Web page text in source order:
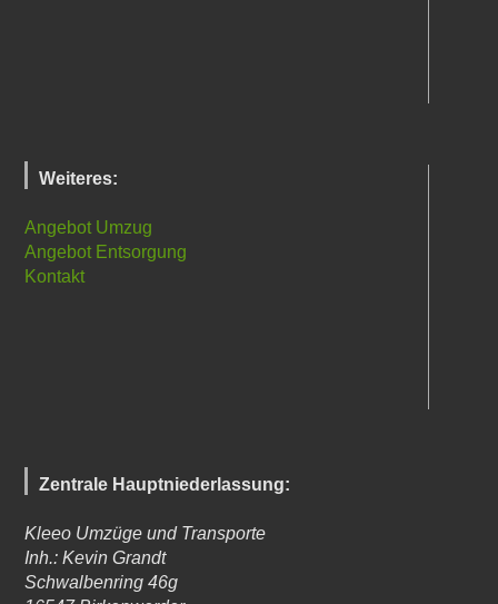
Weiteres:
Angebot Umzug
Angebot Entsorgung
Kontakt
Zentrale Hauptniederlassung:
Kleeo Umzüge und Transporte
Inh.: Kevin Grandt
Schwalbenring 46g